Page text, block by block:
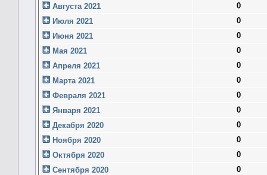
Августа 2021
0
Июля 2021
0
Июня 2021
0
Мая 2021
0
Апреля 2021
0
Марта 2021
0
Февраля 2021
0
Января 2021
0
Декабря 2020
0
Ноября 2020
0
Октября 2020
0
Сентября 2020
0